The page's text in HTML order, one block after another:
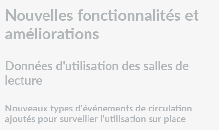
données
pour
sur
documents
Circulation
Nouvelles fonctionnalités et
améliorations
Données d'utilisation des salles de
lecture
Nouveaux types d'événements de circulation
ajoutés pour surveiller l'utilisation sur place